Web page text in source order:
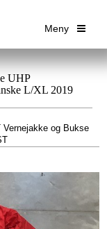
Meny
UHP
L/XL 2019
og Bukse